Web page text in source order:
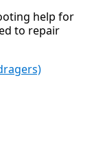
help for
to repair